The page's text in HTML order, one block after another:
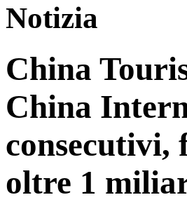
Notizia
China
China
oltre 1